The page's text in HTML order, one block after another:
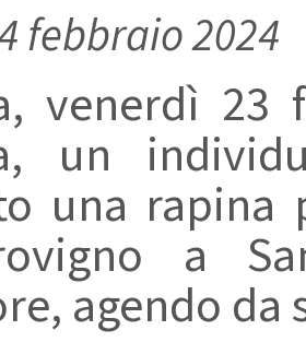
febbraio 2024
venerdì 23
un
una rapina
a
agendo da